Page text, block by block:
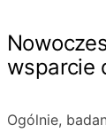
wsparcie
Ogólnie,